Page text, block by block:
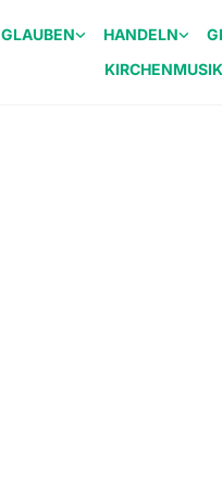
GLAUBEN HANDELN